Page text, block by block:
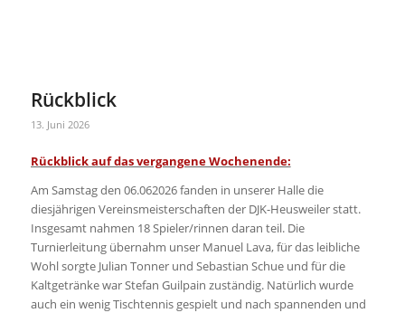
Rückblick
13. Juni 2026
Rückblick auf das vergangene Wochenende:
Am Samstag den 06.062026 fanden in unserer Halle die
diesjährigen Vereinsmeisterschaften der DJK-Heusweiler statt.
Insgesamt nahmen 18 Spieler/rinnen daran teil. Die
Turnierleitung übernahm unser Manuel Lava, für das leibliche
Wohl sorgte Julian Tonner und Sebastian Schue und für die
Kaltgetränke war Stefan Guilpain zuständig. Natürlich wurde
auch ein wenig Tischtennis gespielt und nach spannenden und